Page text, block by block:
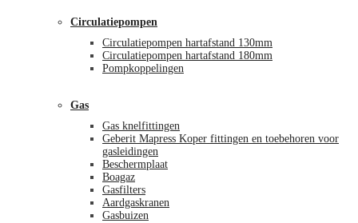
Circulatiepompen
Circulatiepompen hartafstand 130mm
Circulatiepompen hartafstand 180mm
Pompkoppelingen
Gas
Gas knelfittingen
Geberit Mapress Koper fittingen en toebehoren voor
gasleidingen
Beschermplaat
Boagaz
Gasfilters
Aardgaskranen
Gasbuizen